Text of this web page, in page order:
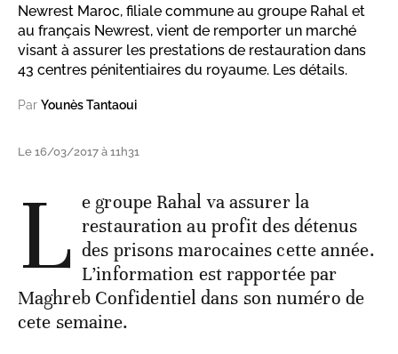
Newrest Maroc, filiale commune au groupe Rahal et
au français Newrest, vient de remporter un marché
visant à assurer les prestations de restauration dans
43 centres pénitentiaires du royaume. Les détails.
Par Younès Tantaoui
Le 16/03/2017 à 11h31
L e groupe Rahal va assurer la
restauration au profit des détenus
des prisons marocaines cette année.
L’information est rapportée par
Maghreb Confidentiel dans son numéro de
cete semaine.